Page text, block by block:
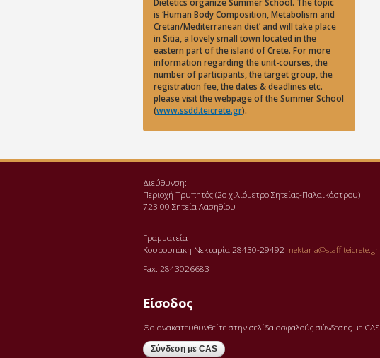
is ‘Human Body Composition, Metabolism and
Cretan/Mediterranean diet’ and will take place
in Sitia, a lovely small town located in the
eastern part of the island of Crete. For more
information regarding the unit-courses, the
number of participants, the target group, the
registration fee, the dates & deadlines etc.
please visit the webpage of the Summer School
(www.ssdd.teicrete.gr).
Διεύθυνση:
Περιοχή Τρυπητός (2o χιλιόμετρο Σητείας-Παλαικάστρου)
723 00 Σητεία Λασηθίου
Γραμματεία
Κουρουπάκη Νεκταρία 28430-29492 nektaria@staff.teicrete.gr
Fax: 2843026683
Είσοδος
Θα ανακατευθυνθείτε στην σελίδα ασφαλούς σύνδεσης με CAS